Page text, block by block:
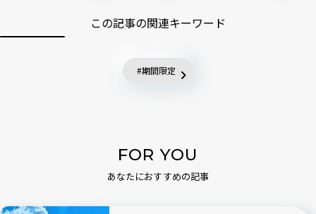
この記事の関連キーワード
期間限定
FOR YOU
あなたにおすすめの記事